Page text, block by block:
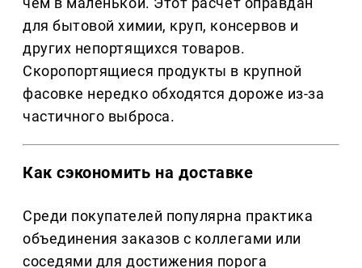
для бытовой химии, круп, консервов и
других непортящихся товаров.
Скоропортящиеся продукты в крупной
фасовке нередко обходятся дороже из-за
частичного выброса.
Как сэкономить на доставке
Среди покупателей популярна практика
объединения заказов с коллегами или
соседями для достижения порога